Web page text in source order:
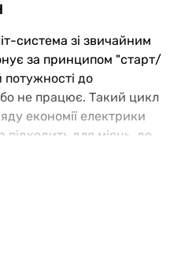
система зі звичайним
за принципом "старт/
потужності до
не працює. Такий цикл
економії електрики
для місць, де
офісах та інших